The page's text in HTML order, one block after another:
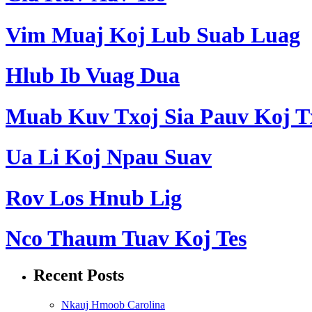
Vim Muaj Koj Lub Suab Luag
Hlub Ib Vuag Dua
Muab Kuv Txoj Sia Pauv Koj
Ua Li Koj Npau Suav
Rov Los Hnub Lig
Nco Thaum Tuav Koj Tes
Recent Posts
Nkauj Hmoob Carolina